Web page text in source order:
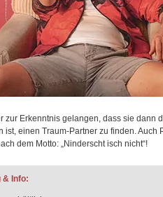
zur Erkenntnis gelangen, dass sie dann
ist, einen Traum-Partner zu finden.
dem Motto: „Ninderscht isch nicht“!
& Info: